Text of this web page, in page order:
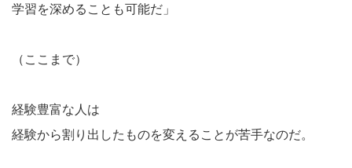
学習を深めることも可能だ」
（ここまで）
経験豊富な人は
経験から割り出したものを変えることが苦手なのだ。